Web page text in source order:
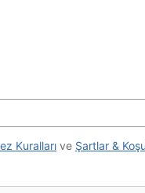
Kuralları ve Şartlar &